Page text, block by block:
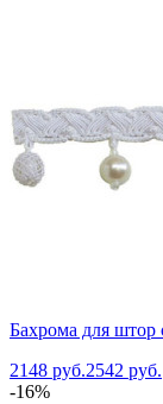
Бахрома для штор
2148 руб.2542 руб.
-16%